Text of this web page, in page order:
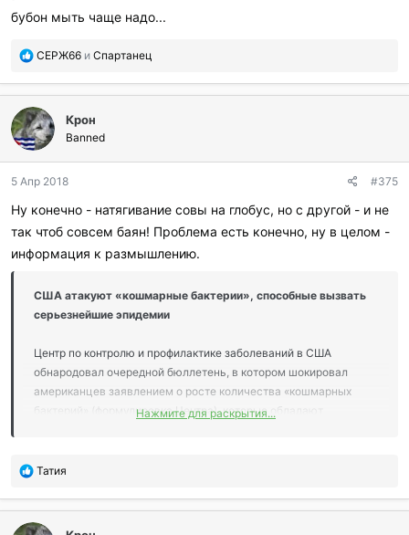
бубон мыть чаще надо...
П
б
а
г
о
а
и
л
и
СЕРЖ66 и Спартанец
Крон
Banned
5 Апр 2018 #375
Ну конечно - натягивание совы на глобус, но с другой - и не
так чтоб совсем баян! Проблема есть конечно, ну в целом -
информация к размышлению.
США атакуют «кошмарные бактерии», способные вызвать
серьезнейшие эпидемии
Центр по контролю и профилактике заболеваний в США
обнародовал очередной бюллетень, в котором шокировал
американцев заявлением о росте количества «кошмарных
бактерий» (формулировка Центра), которые обладают
стать причиной страшнейших эпидемий.
трудно или невозможно лечить», — заявила доктор Энн Шучат
Нажмите для раскрытия...
П
б
Татия